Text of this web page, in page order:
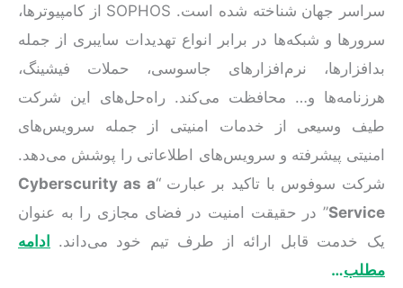
سراسر جهان شناخته شده است. SOPHOS از کامپیوترها،
سرورها و شبکه‌ها در برابر انواع تهدیدات سایبری از جمله
بدافزارها، نرم‌افزارهای جاسوسی، حملات فیشینگ،
هرزنامه‌ها و… محافظت می‌کند. راه‌حل‌های این شرکت
طیف وسیعی از خدمات امنیتی از جمله سرویس‌های
امنیتی پیشرفته و سرویس‌های اطلاعاتی را پوشش می‌دهد.
شرکت سوفوس با تاکید بر عبارت “Cyberscurity as a
Service” در حقیقت امنیت در فضای مجازی را به عنوان
یک خدمت قابل ارائه از طرف تیم خود می‌داند. ادامه
مطلب…